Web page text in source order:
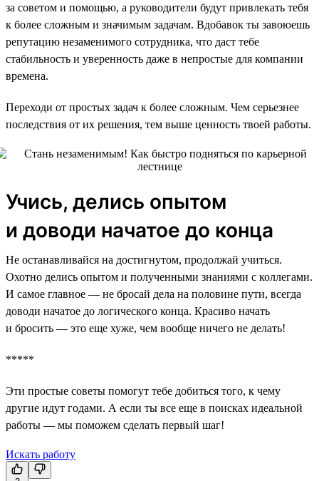
за советом и помощью, а руководители будут привлекать тебя
к более сложным и значимым задачам. Вдобавок ты завоюешь
репутацию незаменимого сотрудника, что даст тебе
стабильность и уверенность даже в непростые для компании
времена.
Переходи от простых задач к более сложным. Чем серьезнее
последствия от их решения, тем выше ценность твоей работы.
Учись, делись опытом
и доводи начатое до конца
Не останавливайся на достигнутом, продолжай учиться.
Охотно делись опытом и полученными знаниями с коллегами.
И самое главное — не бросай дела на половине пути, всегда
доводи начатое до логического конца. Красиво начать
и бросить — это еще хуже, чем вообще ничего не делать!
*****
Эти простые советы помогут тебе добиться того, к чему
другие идут годами. А если ты все еще в поисках идеальной
работы — мы поможем сделать первый шаг!
Искать работу